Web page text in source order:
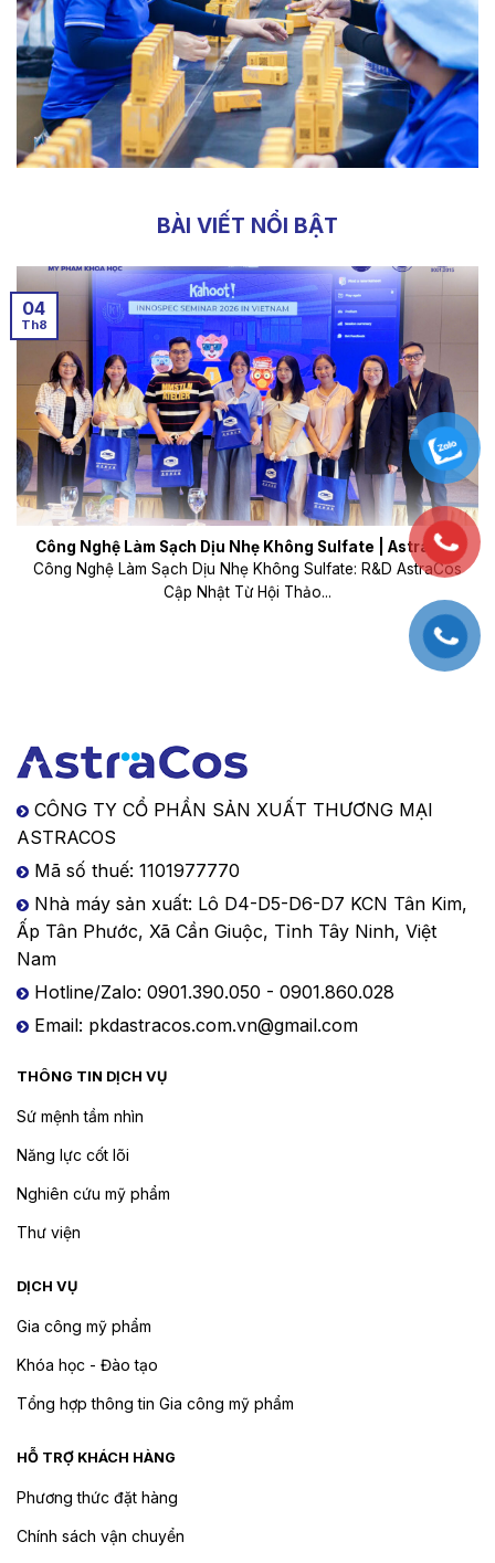
BÀI VIẾT NỔI BẬT
Công Nghệ Làm Sạch Dịu Nhẹ Không Sulfate | AstraCos
Công Nghệ Làm Sạch Dịu Nhẹ Không Sulfate: R&D AstraCos
Cập Nhật Từ Hội Thảo...
04
Th8
CÔNG TY CỔ PHẦN SẢN XUẤT THƯƠNG MẠI
ASTRACOS
Mã số thuế: 1101977770
Nhà máy sản xuất: Lô D4-D5-D6-D7 KCN Tân Kim,
Ấp Tân Phước, Xã Cần Giuộc, Tỉnh Tây Ninh, Việt
Nam
Hotline/Zalo: 0901.390.050 - 0901.860.028
Email: pkdastracos.com.vn@gmail.com
THÔNG TIN DỊCH VỤ
Sứ mệnh tầm nhìn
Năng lực cốt lõi
Nghiên cứu mỹ phẩm
Thư viện
DỊCH VỤ
Gia công mỹ phẩm
Khóa học - Đào tạo
Tổng hợp thông tin Gia công mỹ phẩm
HỖ TRỢ KHÁCH HÀNG
Phương thức đặt hàng
Chính sách vận chuyển